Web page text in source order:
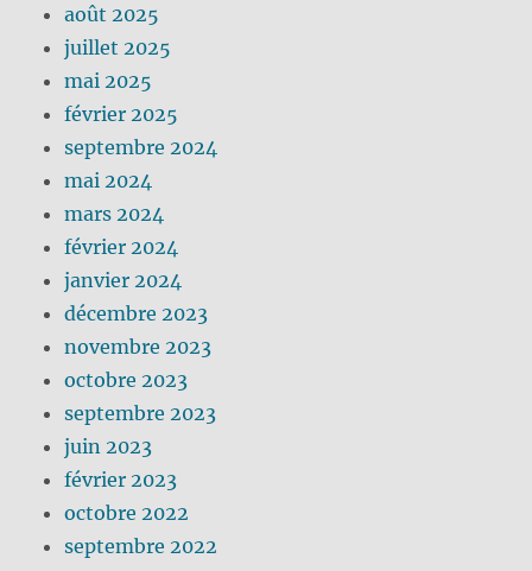
août 2025
juillet 2025
mai 2025
février 2025
septembre 2024
mai 2024
mars 2024
février 2024
janvier 2024
décembre 2023
novembre 2023
octobre 2023
septembre 2023
juin 2023
février 2023
octobre 2022
septembre 2022